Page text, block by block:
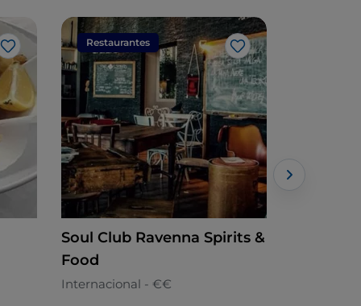
Me gusta
Restaurantes
Me gusta
Soul Club Ravenna Spirits &
Food
Internacional - €€